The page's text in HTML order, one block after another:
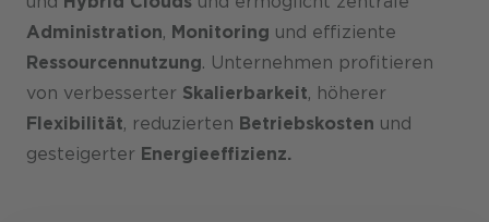
Administration, Monitoring und effiziente
Ressourcennutzung. Unternehmen profitieren
von verbesserter Skalierbarkeit, höherer
Flexibilität, reduzierten Betriebskosten und
gesteigerter Energieeffizienz.